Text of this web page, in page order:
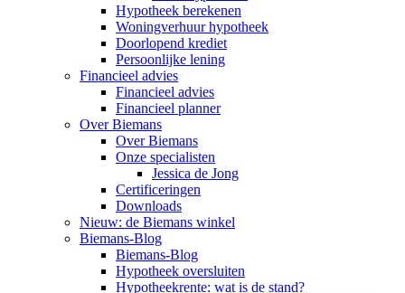
Hypotheek berekenen
Woningverhuur hypotheek
Doorlopend krediet
Persoonlijke lening
Financieel advies
Financieel advies
Financieel planner
Over Biemans
Over Biemans
Onze specialisten
Jessica de Jong
Certificeringen
Downloads
Nieuw: de Biemans winkel
Biemans-Blog
Biemans-Blog
Hypotheek oversluiten
Hypotheekrente: wat is de stand?